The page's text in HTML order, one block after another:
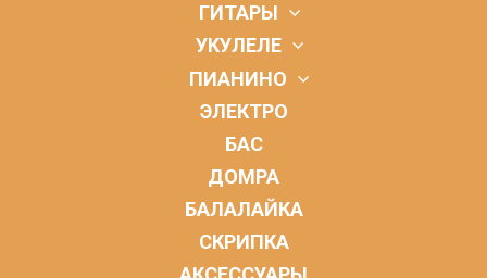
ГИТАРЫ
УКУЛЕЛЕ
ПИАНИНО
ЭЛЕКТРО
БАС
ДОМРА
БАЛАЛАЙКА
СКРИПКА